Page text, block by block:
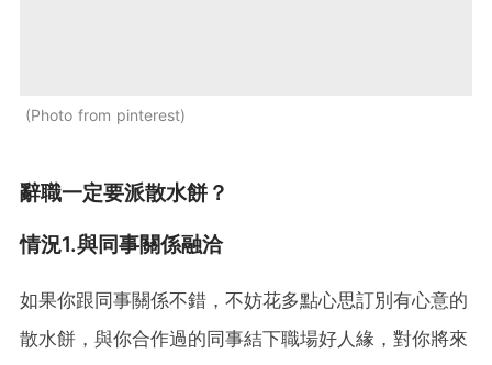
Photo from pinterest
辭職一定要派散水餅？
情況1.與同事關係融洽
如果你跟同事關係不錯，不妨花多點心思訂別有心意的
散水餅，與你合作過的同事結下職場好人緣，對你將來